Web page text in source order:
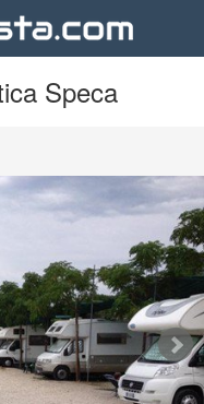
Speca